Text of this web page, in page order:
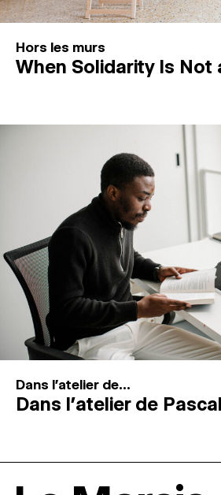
Hors les murs
When Solidarity Is Not
Dans l'atelier de...
Dans l’atelier de